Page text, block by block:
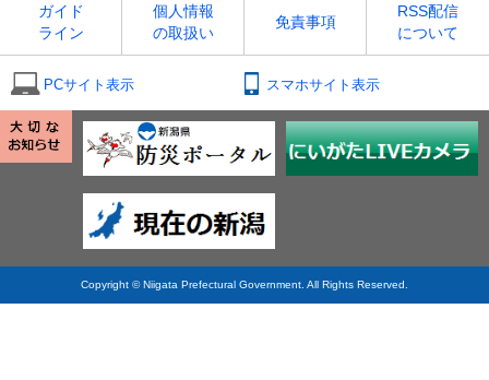
ガイド
ライン
個人情報
の取扱い
免責事項
RSS配信
について
PCサイト表示 スマホサイト表示
Copyright © Niigata Prefectural Government. All Rights Reserved.